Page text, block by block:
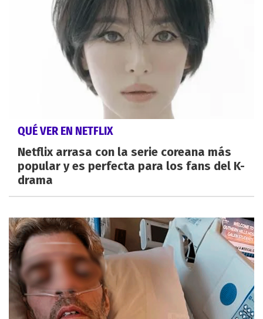
QUÉ VER EN NETFLIX
Netflix arrasa con la serie coreana más
popular y es perfecta para los fans del K-
drama